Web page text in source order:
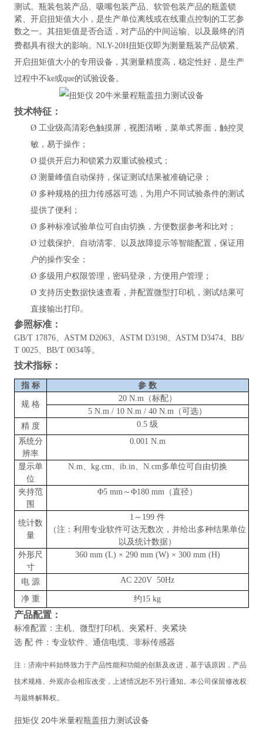
测试。瓶装包装产品、吸嘴包装产品、软管包装产品的瓶盖锁
紧、开启扭矩值大小，是生产单位离线或在线重点控制的工艺参
数之一。其扭矩值是否合适，对产品的中间运输、以及最终的消
费都具有很大的影响。 NLY-20H扭矩仪即为测量瓶装产品锁紧、
开启扭矩值大小的专用设备，其测量精度高，稳定性好，是生产
过程中不ke或que的试验设备。
技术特征：
Ø 工业级高清彩色触摸屏，视图清晰，菜单式界面，触控灵
敏，易于操作；
Ø 提供开启力和锁紧力双重试验模式；
Ø 测量峰值自动保持，保证测试结果被准确记录；
Ø 多种规格的扭力传感器可选，为用户不同试验条件的测试
提供了便利；
Ø 多种标准试验单位可自由切换，方便数据参考和比对；
Ø 过载保护、自动清零、以及故障提示等智能配置，保证用
户的操作安全；
Ø 多级用户权限管理，密码登录，方便用户管理；
Ø 支持历史数据快速查看，并配置微型打印机，测试结果可
直接输出打印。
参照标准：
GB/T 17876、ASTM D2063、ASTM D3198、ASTM D3474、BB/
T 0025、BB/T 0034等。
技术指标：
指 标 参 数
规 格
20 N.m（标配）
5 N.m / 10 N.m / 40 N.m（可选）
精 度
0.5 级
系统分
辨率
0.001 N.m
显示单
位
N.m、kg.cm、ib.in、N.cm多单位可自由切换
夹持范
围
Φ5 mm～Φ180 mm（直径）
统计数
量
1～199 件
（注：利用专业软件可达无数次，并给出多种结果单位
以及统计数据）
外形尺
寸
360 mm (L) × 290 mm (W) × 300 mm (H)
电 源 AC 220V 50Hz
净 重 约15 kg
产品配置：
标准配置： 主机、微型打印机、夹紧杆、夹紧块
选 配 件：专业软件、通信电缆、非标传感器
注： 济南中科始终致力于产品性能和功能的创新及改进，基于该原因，产品
技术规格、外观亦会相应改变，上述情况恕不另行通知。本公司保留修改权
与最终解释权。
扭矩仪 20牛米量程瓶盖扭力测试设备